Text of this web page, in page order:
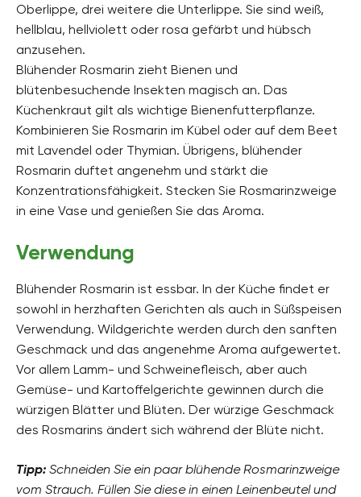
Oberlippe, drei weitere die Unterlippe. Sie sind weiß,
hellblau, hellviolett oder rosa gefärbt und hübsch
anzusehen.
Blühender Rosmarin zieht Bienen und
blütenbesuchende Insekten magisch an. Das
Küchenkraut gilt als wichtige Bienenfutterpflanze.
Kombinieren Sie Rosmarin im Kübel oder auf dem Beet
mit Lavendel oder Thymian. Übrigens, blühender
Rosmarin duftet angenehm und stärkt die
Konzentrationsfähigkeit. Stecken Sie Rosmarinzweige
in eine Vase und genießen Sie das Aroma.
Verwendung
Blühender Rosmarin ist essbar. In der Küche findet er
sowohl in herzhaften Gerichten als auch in Süßspeisen
Verwendung. Wildgerichte werden durch den sanften
Geschmack und das angenehme Aroma aufgewertet.
Vor allem Lamm- und Schweinefleisch, aber auch
Gemüse- und Kartoffelgerichte gewinnen durch die
würzigen Blätter und Blüten. Der würzige Geschmack
des Rosmarins ändert sich während der Blüte nicht.
Tipp: Schneiden Sie ein paar blühende Rosmarinzweige
vom Strauch. Füllen Sie diese in einen Leinenbeutel und